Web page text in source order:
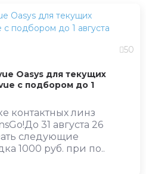
50
Oasys для текущих
с подбором до 1
контактных линз
31 августа 26
следующие
1000 руб. при по..